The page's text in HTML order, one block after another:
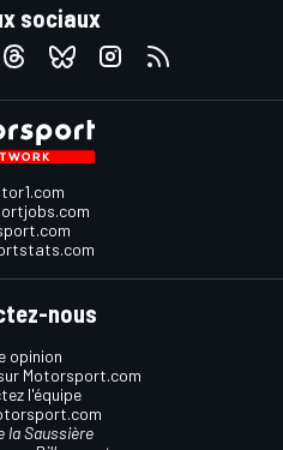
sociaux
nous
opinion
Motorsport.com
l'équipe
la Saussière